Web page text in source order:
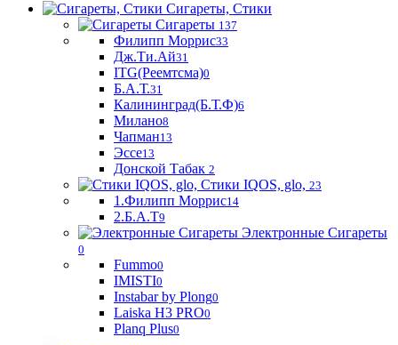
Сигареты, Стики
Сигареты 137
Филипп Моррис33
Дж.Ти.Ай31
ITG(Реемтсма)0
Б.А.Т.31
Калининград(Б.Т.Ф)6
Милано8
Чапман13
Эссе13
Донской Табак 2
Стики IQOS, glo, 23
1.Филипп Моррис14
2.Б.А.Т9
Электронные Сигареты
0
Fummo0
IMISTI0
Instabar by Plong0
Laiska H3 PRO0
Planq Plus0